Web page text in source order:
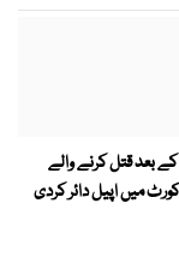
کے بعد قتل کرنے والے
میں اپیل دائر کردی